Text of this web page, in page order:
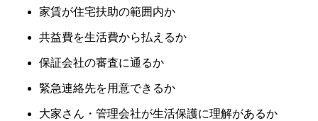
家賃が住宅扶助の範囲内か
共益費を生活費から払えるか
保証会社の審査に通るか
緊急連絡先を用意できるか
大家さん・管理会社が生活保護に理解があるか